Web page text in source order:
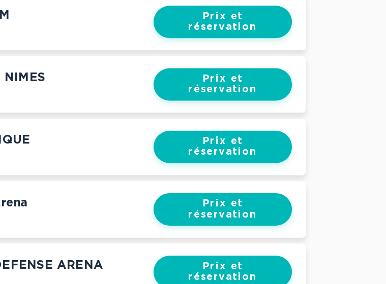
Prix et
réservation
NIMES Prix et
réservation
Prix et
réservation
Prix et
réservation
ARENA
Prix et
réservation